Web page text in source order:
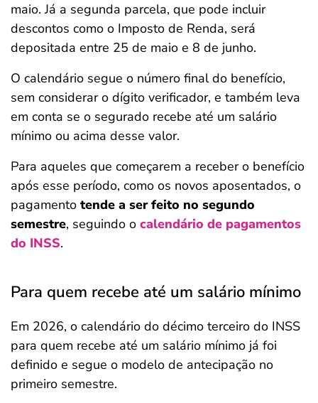
maio. Já a segunda parcela, que pode incluir
descontos como o Imposto de Renda, será
depositada entre 25 de maio e 8 de junho.
O calendário segue o número final do benefício,
sem considerar o dígito verificador, e também leva
em conta se o segurado recebe até um salário
mínimo ou acima desse valor.
Para aqueles que começarem a receber o benefício
após esse período, como os novos aposentados, o
pagamento tende a ser feito no segundo
semestre, seguindo o calendário de pagamentos
do INSS.
Para quem recebe até um salário mínimo
Em 2026, o calendário do décimo terceiro do INSS
para quem recebe até um salário mínimo já foi
definido e segue o modelo de antecipação no
primeiro semestre.